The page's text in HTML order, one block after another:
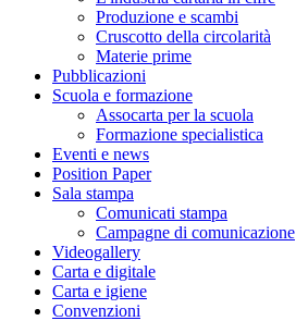
Produzione e scambi
Cruscotto della circolarità
Materie prime
Pubblicazioni
Scuola e formazione
Assocarta per la scuola
Formazione specialistica
Eventi e news
Position Paper
Sala stampa
Comunicati stampa
Campagne di comunicazione
Videogallery
Carta e digitale
Carta e igiene
Convenzioni